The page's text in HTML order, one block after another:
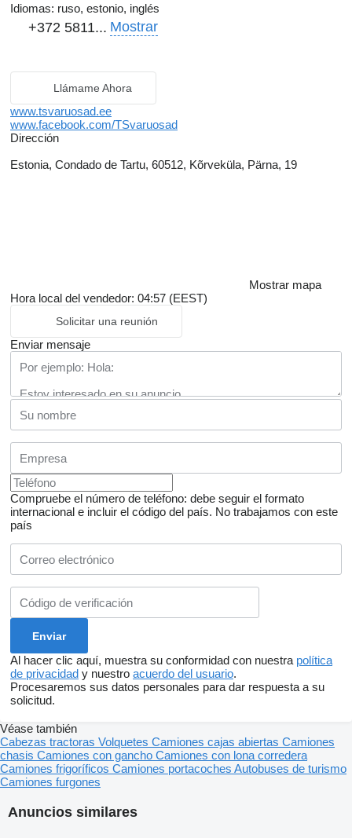
Idiomas: ruso, estonio, inglés
+372 5811... Mostrar
Llámame Ahora
www.tsvaruosad.ee
www.facebook.com/TSvaruosad
Dirección
Estonia, Condado de Tartu, 60512, Kõrveküla, Pärna, 19
Mostrar mapa
Hora local del vendedor: 04:57 (EEST)
Solicitar una reunión
Enviar mensaje
Compruebe el número de teléfono: debe seguir el formato
internacional e incluir el código del país. No trabajamos con este
país
Al hacer clic aquí, muestra su conformidad con nuestra política
de privacidad y nuestro acuerdo del usuario.
Procesaremos sus datos personales para dar respuesta a su
solicitud.
Anuncios similares
Véase también
Cabezas tractoras Volquetes Camiones cajas abiertas Camiones
chasis Camiones con gancho Camiones con lona corredera
Camiones frigoríficos Camiones portacoches Autobuses de turismo
Camiones furgones